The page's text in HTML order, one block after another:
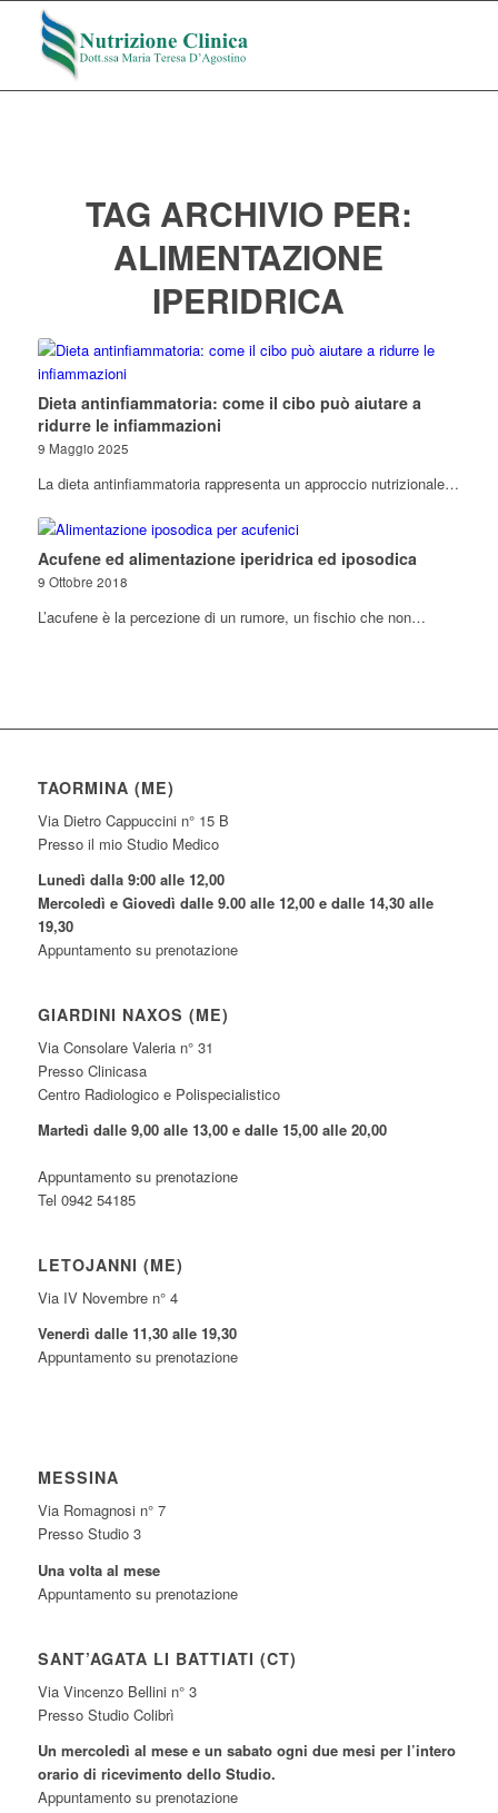
TAG ARCHIVIO PER:
ALIMENTAZIONE
IPERIDRICA
Dieta antinfiammatoria: come il cibo può aiutare a
ridurre le infiammazioni
9 Maggio 2025
La dieta antinfiammatoria rappresenta un approccio nutrizionale…
Acufene ed alimentazione iperidrica ed iposodica
9 Ottobre 2018
L’acufene è la percezione di un rumore, un fischio che non…
TAORMINA (ME)
Via Dietro Cappuccini n° 15 B
Presso il mio Studio Medico
Lunedì dalla 9:00 alle 12,00
Mercoledì e Giovedì dalle 9.00 alle 12,00 e dalle 14,30 alle
19,30
Appuntamento su prenotazione
GIARDINI NAXOS (ME)
Via Consolare Valeria n° 31
Presso Clinicasa
Centro Radiologico e Polispecialistico
Martedì dalle 9,00 alle 13,00 e dalle 15,00 alle 20,00
Appuntamento su prenotazione
Tel 0942 54185
LETOJANNI (ME)
Via IV Novembre n° 4
Venerdì dalle 11,30 alle 19,30
Appuntamento su prenotazione
MESSINA
Via Romagnosi n° 7
Presso Studio 3
Una volta al mese
Appuntamento su prenotazione
SANT’AGATA LI BATTIATI (CT)
Via Vincenzo Bellini n° 3
Presso Studio Colibrì
Un mercoledì al mese e un sabato ogni due mesi per l’intero
orario di ricevimento dello Studio.
Appuntamento su prenotazione